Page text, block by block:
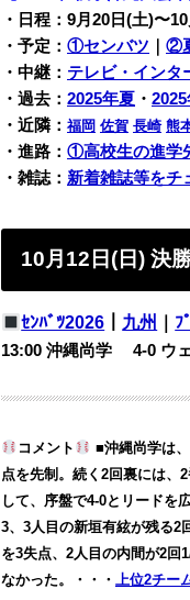
・日程：9月20日(土)〜
・予定： ①センバツ ②
・中継： テレビ・インタ
・過去： 2025年夏 ・
・近隣： 福岡 佐賀 長崎 熊
・進路： ①高校生の進学
・雑誌： 新着雑誌等をチ
10月12日(日) 決
ｾﾝﾊﾞﾂ2026 九州 ﾌ
13:00 沖縄尚学 4-0 ウ
コメント
■沖縄尚学は
点を先制。続く2回裏には、
して、序盤で4-0とリードを
3、3人目の新垣有絃が残る2
を3失点、2人目の内間が2回
なかった。・・・ 上位2チー